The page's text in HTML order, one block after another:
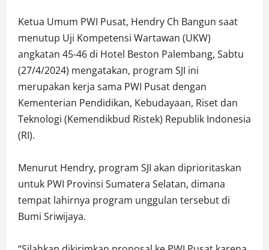
Ketua Umum PWI Pusat, Hendry Ch Bangun saat
menutup Uji Kompetensi Wartawan (UKW)
angkatan 45-46 di Hotel Beston Palembang, Sabtu
(27/4/2024) mengatakan, program SJI ini
merupakan kerja sama PWI Pusat dengan
Kementerian Pendidikan, Kebudayaan, Riset dan
Teknologi (Kemendikbud Ristek) Republik Indonesia
(RI).
Menurut Hendry, program SJI akan diprioritaskan
untuk PWI Provinsi Sumatera Selatan, dimana
tempat lahirnya program unggulan tersebut di
Bumi Sriwijaya.